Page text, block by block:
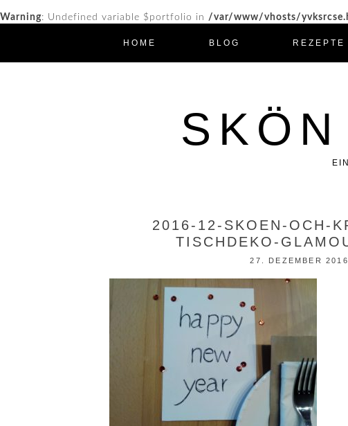
Warning: Undefined variable $portfolio in /var/www/vhosts/
HOME BLOG REZEPTE
2016-12-SKOEN-OCH-
TISCHDEKO-
27. DEZEMBER 2016